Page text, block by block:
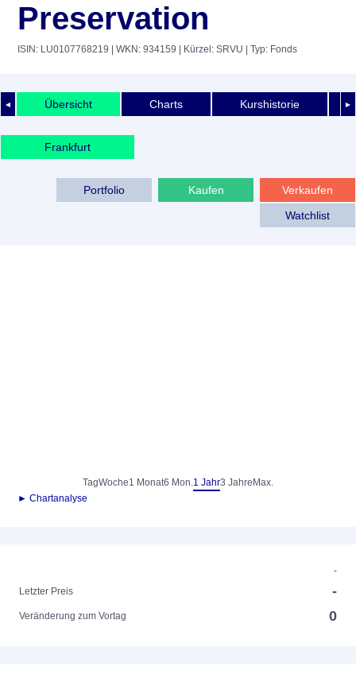
Preservation
ISIN: LU0107768219 | WKN: 934159 | Kürzel: SRVU | Typ: Fonds
◄ ►
Übersicht Charts Kurshistorie
Frankfurt
Verkaufen
Kaufen
Portfolio
Watchlist
TagWoche1 Monat6 Mon.1 Jahr3 Jahre Max.
► Chartanalyse
-
Letzter Preis
-
Veränderung zum Vortag 0